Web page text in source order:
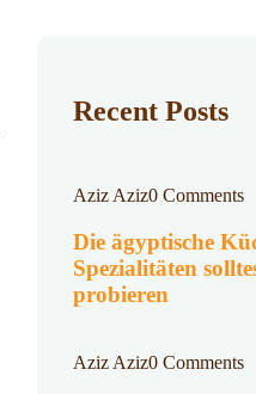
Recent Posts
Aziz Aziz0 Comments
Die ägyptische
Spezialitäten
probieren
Aziz Aziz0 Comments